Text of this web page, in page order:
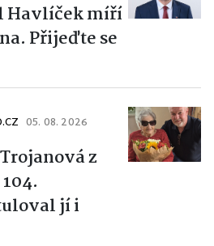
Havlíček míří
Přijeďte se
05. 08. 2026
z
jí i